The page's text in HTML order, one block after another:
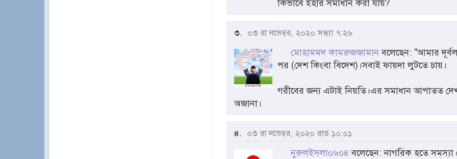
কিভাবে ইহার সমাধান করা যায়?
৩. ০৩ রা নভেম্বর, ২০২০ সন্ধ্যা ৭:২৬
মোহামমদ কামরুজজামানবলেছেন: "আমার
পর (দেশ কিংবা বিদেশ)।সবাই ফায়দা লুটতে চায়।
গরীবের জন্য এটাই নিয়তি।এর সমাধান আপাতত
অজানা।
৪. ০৩ রা নভেম্বর, ২০২০ রাত ১০:০১
নুরুলইসলা০৬০৪ বলেছেন: নাগরিক হতে